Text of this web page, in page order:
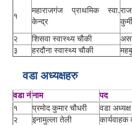
१
महाराजगंज प्राथमिक स्वा.
केन्द्र
कुर्मी
२
शिसवा स्वास्थ्य चौकी
३
हरदौना स्वास्थ्य चौकी
वडा अध्यक्षहरु
वडा नंनाम पद
१
प्रमोद कुमार चौधरी वडा अध्यक्ष
२
इनामुल्ला तेली कार्यवाहक